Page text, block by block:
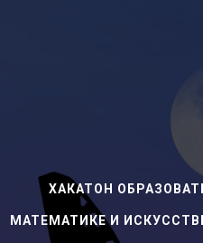
ХАКАТОН
МАТЕМАТИКЕ И